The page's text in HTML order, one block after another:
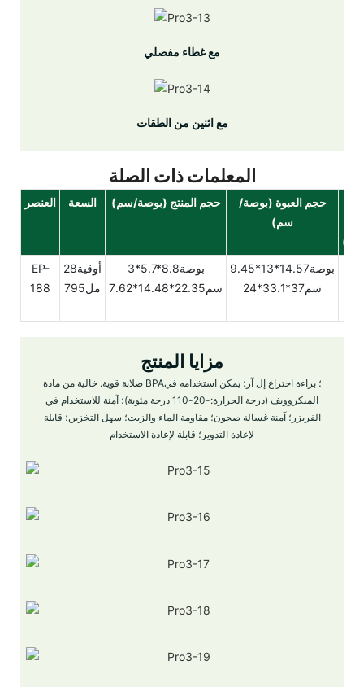
مع غطاء مفصلي
مع اثنين من الطقات
المعلمات ذات الصلة
العنصر السعة حجم المنتج (بوصة/سم)
حجم العبوة (بوصة/
سم)
EP-
188
أوقية28
مل795
بوصة8.8*5.7*3
سم22.35*14.48*7.62
بوصة14.57*13*9.45
سم37*33.1*24
مزايا المنتج
صلابة قوية. خالية من مادة BPA؛ براءة اختراع إل آر؛ يمكن استخدامه في
الميكروويف (درجة الحرارة:-20-110 درجة مئوية)؛ آمنة للاستخدام في
الفريزر؛ آمنة غسالة صحون؛ مقاومة الماء والزيت؛ سهل التخزين؛ قابلة
لإعادة التدوير؛ قابلة لإعادة الاستخدام